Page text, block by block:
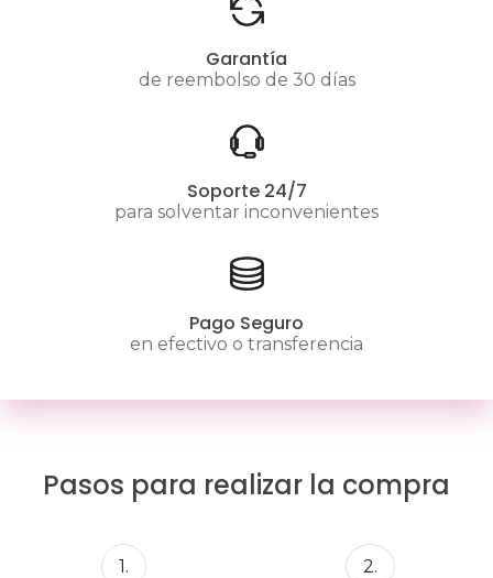
Garantía
de reembolso de 30 días
Soporte 24/7
para solventar inconvenientes
Pago Seguro
en efectivo o transferencia
Pasos para realizar la compra
1.
2.